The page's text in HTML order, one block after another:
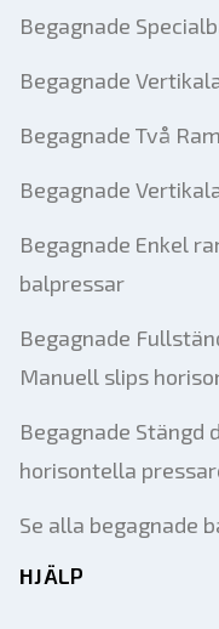
Begagnade
Begagnade
Begagnade Två
Begagnade
Begagnade Enkel
balpressar
Begagnade
Manuell slips
Begagnade Stängd
horisontella
Se alla begagnade
HJÄLP